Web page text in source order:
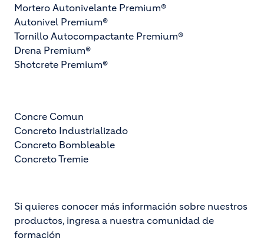
Mortero Autonivelante Premium®
Autonivel Premium®
Tornillo Autocompactante Premium®
Drena Premium®
Shotcrete Premium®
Concre Comun
Concreto Industrializado
Concreto Bombleable
Concreto Tremie
Si quieres conocer más información sobre nuestros
productos, ingresa a nuestra comunidad de
formación